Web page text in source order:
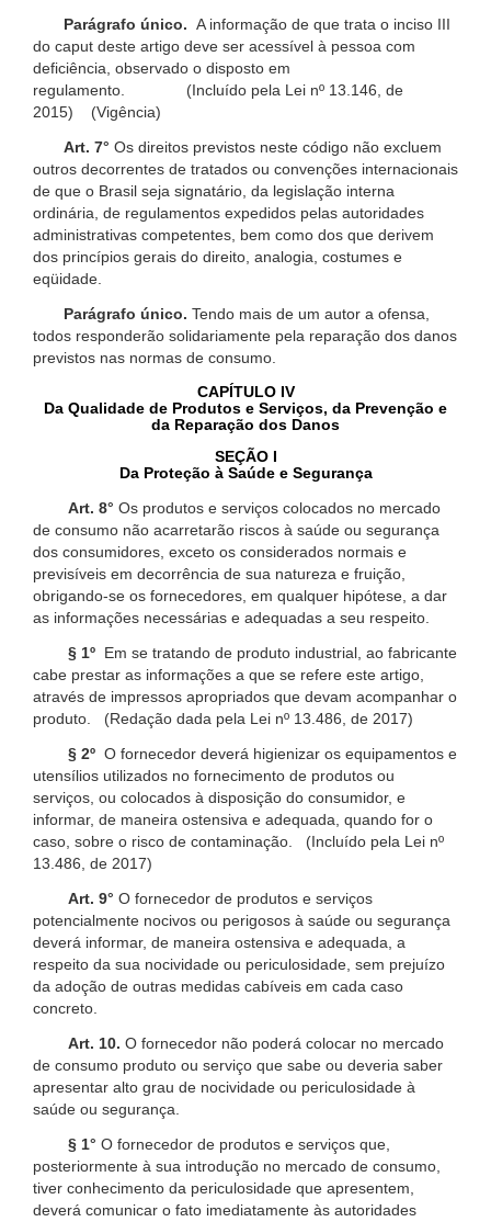
Parágrafo único. A informação de que trata o inciso III
do caput deste artigo deve ser acessível à pessoa com
deficiência, observado o disposto em
regulamento. (Incluído pela Lei nº 13.146, de
2015) (Vigência)
Art. 7° Os direitos previstos neste código não excluem
outros decorrentes de tratados ou convenções internacionais
de que o Brasil seja signatário, da legislação interna
ordinária, de regulamentos expedidos pelas autoridades
administrativas competentes, bem como dos que derivem
dos princípios gerais do direito, analogia, costumes e
eqüidade.
Parágrafo único. Tendo mais de um autor a ofensa,
todos responderão solidariamente pela reparação dos danos
previstos nas normas de consumo.
CAPÍTULO IV
Da Qualidade de Produtos e Serviços, da Prevenção e
da Reparação dos Danos
SEÇÃO I
Da Proteção à Saúde e Segurança
Art. 8° Os produtos e serviços colocados no mercado
de consumo não acarretarão riscos à saúde ou segurança
dos consumidores, exceto os considerados normais e
previsíveis em decorrência de sua natureza e fruição,
obrigando-se os fornecedores, em qualquer hipótese, a dar
as informações necessárias e adequadas a seu respeito.
§ 1º Em se tratando de produto industrial, ao fabricante
cabe prestar as informações a que se refere este artigo,
através de impressos apropriados que devam acompanhar o
produto. (Redação dada pela Lei nº 13.486, de 2017)
§ 2º O fornecedor deverá higienizar os equipamentos e
utensílios utilizados no fornecimento de produtos ou
serviços, ou colocados à disposição do consumidor, e
informar, de maneira ostensiva e adequada, quando for o
caso, sobre o risco de contaminação. (Incluído pela Lei nº
13.486, de 2017)
Art. 9° O fornecedor de produtos e serviços
potencialmente nocivos ou perigosos à saúde ou segurança
deverá informar, de maneira ostensiva e adequada, a
respeito da sua nocividade ou periculosidade, sem prejuízo
da adoção de outras medidas cabíveis em cada caso
concreto.
Art. 10. O fornecedor não poderá colocar no mercado
de consumo produto ou serviço que sabe ou deveria saber
apresentar alto grau de nocividade ou periculosidade à
saúde ou segurança.
§ 1° O fornecedor de produtos e serviços que,
posteriormente à sua introdução no mercado de consumo,
tiver conhecimento da periculosidade que apresentem,
deverá comunicar o fato imediatamente às autoridades